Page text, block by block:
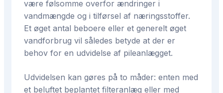
være følsomme overfor ændringer i
vandmængde og i tilførsel af næringsstoffer.
Et øget antal beboere eller et generelt øget
vandforbrug vil således betyde at der er
behov for en udvidelse af pileanlægget.
Udvidelsen kan gøres på to måder: enten med
et beluftet beplantet filteranlæg eller med